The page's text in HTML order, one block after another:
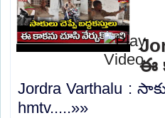
ఈ
Jordra Varthalu :
hmtv.....»»